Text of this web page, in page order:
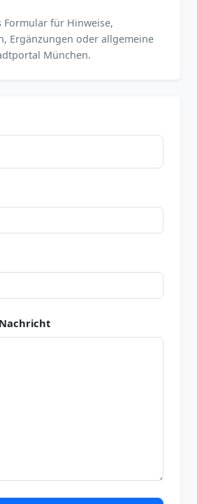
Formular für Hinweise,
Ergänzungen oder allgemeine
München.